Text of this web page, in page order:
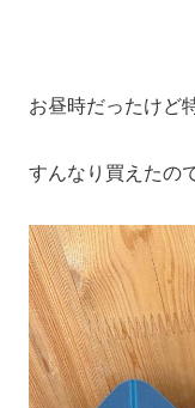
お昼時だったけど
すんなり買えたの